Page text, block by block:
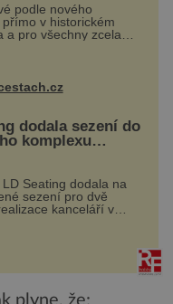
podle nového
v historickém
a pro všechny zcela
program se
se mohou těšit
pes...
dodala sezení do
komplexu
v Salfordu
Seating dodala na
sezení pro dvě
kanceláří v
v anglickém
Tower. Komplex
plyne, že: